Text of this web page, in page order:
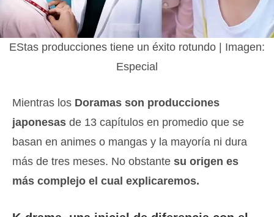
EStas producciones tiene un éxito rotundo | Imagen:
Especial
Mientras los Doramas son producciones
japonesas de 13 capítulos en promedio que se
basan en animes o mangas y la mayoría ni dura
más de tres meses. No obstante su origen es
más complejo el cual explicaremos.